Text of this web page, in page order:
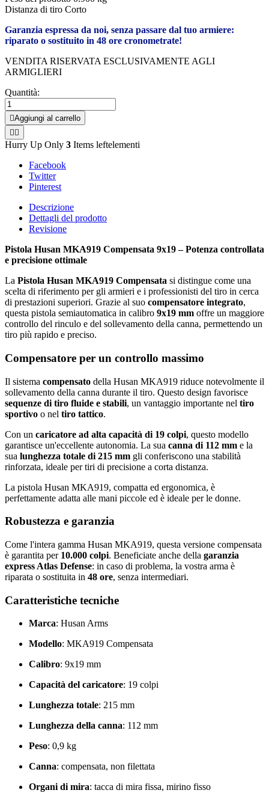
Distanza di tiro Corto
Garanzia espressa da noi, senza passare dal tuo armiere:
riparato o sostituito in 48 ore cronometrate!
VENDITA RISERVATA ESCLUSIVAMENTE AGLI
ARMIGLIERI
Quantità:
Aggiungi al carrello
 
Hurry Up Only 3 Items leftelementi
Facebook
Twitter
Pinterest
Descrizione
Dettagli del prodotto
Revisione
Pistola Husan MKA919 Compensata 9x19 – Potenza controllata
e precisione ottimale
La Pistola Husan MKA919 Compensata si distingue come una
scelta di riferimento per gli armieri e i professionisti del tiro in cerca
di prestazioni superiori. Grazie al suo compensatore integrato,
questa pistola semiautomatica in calibro 9x19 mm offre un maggiore
controllo del rinculo e del sollevamento della canna, permettendo un
tiro più rapido e preciso.
Compensatore per un controllo massimo
Il sistema compensato della Husan MKA919 riduce notevolmente il
sollevamento della canna durante il tiro. Questo design favorisce
sequenze di tiro fluide e stabili, un vantaggio importante nel tiro
sportivo o nel tiro tattico.
Con un caricatore ad alta capacità di 19 colpi, questo modello
garantisce un'eccellente autonomia. La sua canna di 112 mm e la
sua lunghezza totale di 215 mm gli conferiscono una stabilità
rinforzata, ideale per tiri di precisione a corta distanza.
La pistola Husan MKA919, compatta ed ergonomica, è
perfettamente adatta alle mani piccole ed è ideale per le donne.
Robustezza e garanzia
Come l'intera gamma Husan MKA919, questa versione compensata
è garantita per 10.000 colpi. Beneficiate anche della garanzia
express Atlas Defense: in caso di problema, la vostra arma è
riparata o sostituita in 48 ore, senza intermediari.
Caratteristiche tecniche
Marca: Husan Arms
Modello: MKA919 Compensata
Calibro: 9x19 mm
Capacità del caricatore: 19 colpi
Lunghezza totale: 215 mm
Lunghezza della canna: 112 mm
Peso: 0,9 kg
Canna: compensata, non filettata
Organi di mira: tacca di mira fissa, mirino fisso